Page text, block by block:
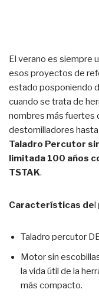
El verano es siempre
esos proyectos de
estado posponiendo
cuando se trata de
nombres más fuertes
destornilladores
Taladro Percutor
limitada 100 años
TSTAK.
Características de
Taladro percutor
Motor sin
la vida útil de la
más compacto.